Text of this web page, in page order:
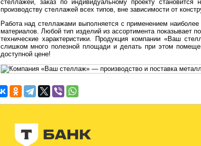
стеллажей, заказ по индивидуальному проекту
производству стеллажей всех типов, вне зависимости от
Работа над стеллажами выполняется с применением
материалов. Любой тип изделий из ассортимента показывает
технические характеристики. Продукция компании «Ваш
слишком много полезной площади и делать при этом
доступной цене!